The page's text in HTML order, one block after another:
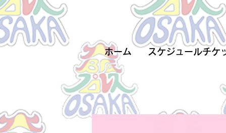
ホーム スケジュールチケ